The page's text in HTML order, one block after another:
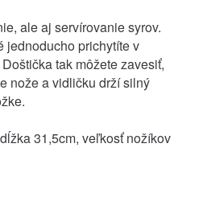
ale aj servírovanie syrov.
jednoducho prichytíte v
tak môžete zavesiť,
nože a vidličku drží silný
31,5cm, veľkosť nožíkov